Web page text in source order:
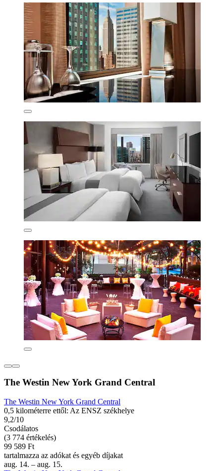
The Westin New York Grand Central
The Westin New York Grand Central
0,5 kilométerre ettől: Az ENSZ székhelye
9,2/10
Csodálatos
(3 774 értékelés)
99 589 Ft
tartalmazza az adókat és egyéb díjakat
aug. 14. – aug. 15.